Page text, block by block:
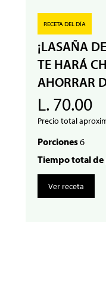
RECETA DEL DÍA
¡LASAÑA
TE HARÁ
AHORRAR
L. 70.00
Precio total
Porciones6
Tiempo total
Ver receta